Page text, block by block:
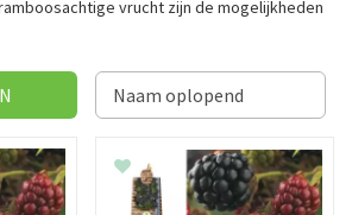
vrucht zijn de mogelijkheden